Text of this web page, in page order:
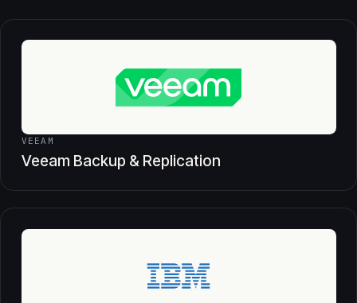
VEEAM
Veeam Backup & Replication